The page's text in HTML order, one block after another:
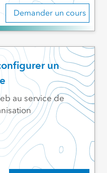
Demander un cours
un
au service de